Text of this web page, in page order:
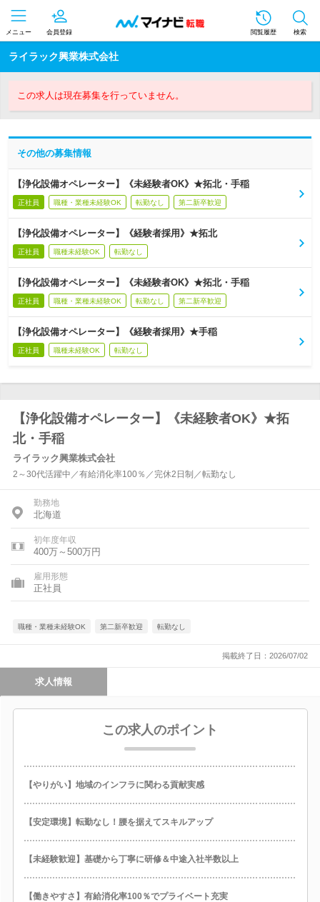
メニュー 会員登録 閲覧履歴 検索
ライラック興業株式会社
この求人は現在募集を行っていません。
その他の募集情報
【浄化設備オペレーター】《未経験者OK》★拓北・手稲
正社員 職種・業種未経験OK 転勤なし 第二新卒歓迎
【浄化設備オペレーター】《経験者採用》★拓北
正社員 職種未経験OK 転勤なし
【浄化設備オペレーター】《未経験者OK》★拓北・手稲
正社員 職種・業種未経験OK 転勤なし 第二新卒歓迎
【浄化設備オペレーター】《経験者採用》★手稲
正社員 職種未経験OK 転勤なし
【浄化設備オペレーター】《未経験者OK》★拓
北・手稲
ライラック興業株式会社
2～30代活躍中／有給消化率100％／完休2日制／転勤なし
勤務地
北海道
初年度年収
400万～500万円
雇用形態
正社員
職種・業種未経験OK 第二新卒歓迎 転勤なし
掲載終了日：2026/07/02
求人情報
この求人のポイント
【やりがい】地域のインフラに関わる貢献実感
【安定環境】転勤なし！腰を据えてスキルアップ
【未経験歓迎】基礎から丁寧に研修＆中途入社半数以上
【働きやすさ】有給消化率100％でプライベート充実